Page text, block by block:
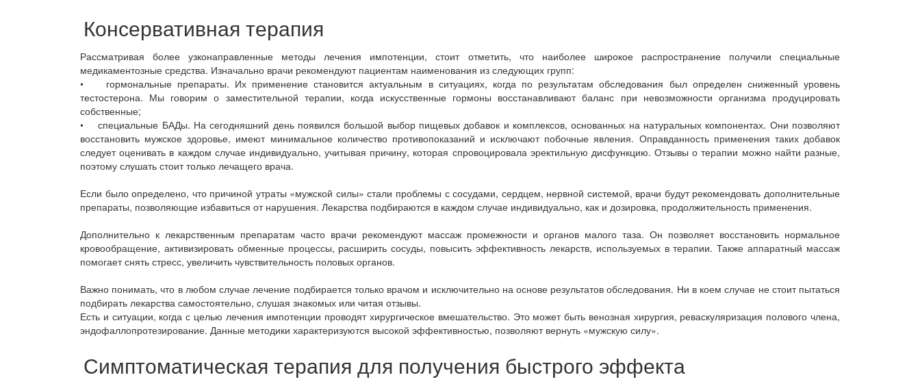
Консервативная терапия
Рассматривая более узконаправленные методы лечения импотенции, стоит отметить, что наиболее широкое распространение получили специальные
медикаментозные средства. Изначально врачи рекомендуют пациентам наименования из следующих групп:
• гормональные препараты. Их применение становится актуальным в ситуациях, когда по результатам обследования был определен сниженный уровень
тестостерона. Мы говорим о заместительной терапии, когда искусственные гормоны восстанавливают баланс при невозможности организма продуцировать
собственные;
• специальные БАДы. На сегодняшний день появился большой выбор пищевых добавок и комплексов, основанных на натуральных компонентах. Они позволяют
восстановить мужское здоровье, имеют минимальное количество противопоказаний и исключают побочные явления. Оправданность применения таких добавок
следует оценивать в каждом случае индивидуально, учитывая причину, которая спровоцировала эректильную дисфункцию. Отзывы о терапии можно найти разные,
поэтому слушать стоит только лечащего врача.
Если было определено, что причиной утраты «мужской силы» стали проблемы с сосудами, сердцем, нервной системой, врачи будут рекомендовать дополнительные
препараты, позволяющие избавиться от нарушения. Лекарства подбираются в каждом случае индивидуально, как и дозировка, продолжительность применения.
Дополнительно к лекарственным препаратам часто врачи рекомендуют массаж промежности и органов малого таза. Он позволяет восстановить нормальное
кровообращение, активизировать обменные процессы, расширить сосуды, повысить эффективность лекарств, используемых в терапии. Также аппаратный массаж
помогает снять стресс, увеличить чувствительность половых органов.
Важно понимать, что в любом случае лечение подбирается только врачом и исключительно на основе результатов обследования. Ни в коем случае не стоит пытаться
подбирать лекарства самостоятельно, слушая знакомых или читая отзывы.
Есть и ситуации, когда с целью лечения импотенции проводят хирургическое вмешательство. Это может быть венозная хирургия, реваскуляризация полового члена,
эндофаллопротезирование. Данные методики характеризуются высокой эффективностью, позволяют вернуть «мужскую силу».
Симптоматическая терапия для получения быстрого эффекта